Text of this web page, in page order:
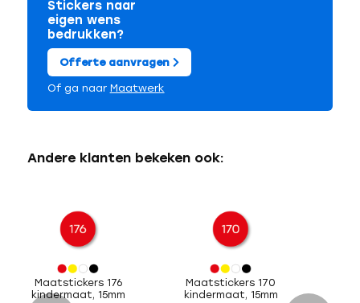
Stickers naar
eigen wens
bedrukken?
Offerte aanvragen
Of ga naar Maatwerk
Andere klanten bekeken ook:
Maatstickers 176
kindermaat, 15mm
Maatstickers 170
kindermaat, 15mm